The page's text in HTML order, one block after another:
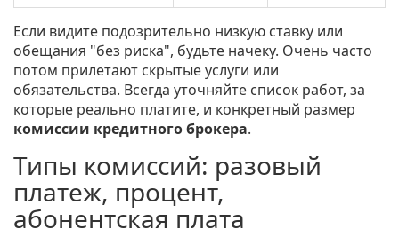
Если видите подозрительно низкую ставку или
обещания "без риска", будьте начеку. Очень часто
потом прилетают скрытые услуги или
обязательства. Всегда уточняйте список работ, за
которые реально платите, и конкретный размер
комиссии кредитного брокера.
Типы комиссий: разовый
платеж, процент,
абонентская плата